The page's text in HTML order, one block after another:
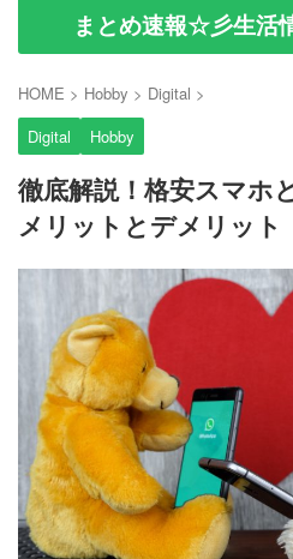
まとめ速報☆彡生活
HOME > Hobby > Digital >
Digital
Hobby
徹底解説！格安スマホ
メリットとデメリット